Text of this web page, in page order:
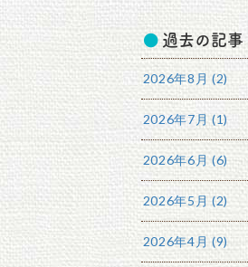
過去の記事
2026年8月 (2)
2026年7月 (1)
2026年6月 (6)
2026年5月 (2)
2026年4月 (9)